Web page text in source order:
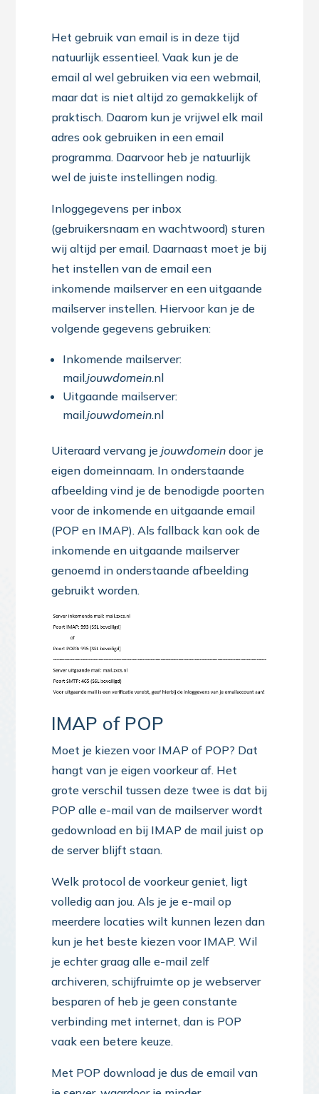
Het gebruik van email is in deze tijd
natuurlijk essentieel. Vaak kun je de
email al wel gebruiken via een webmail,
maar dat is niet altijd zo gemakkelijk of
praktisch. Daarom kun je vrijwel elk mail
adres ook gebruiken in een email
programma. Daarvoor heb je natuurlijk
wel de juiste instellingen nodig.
Inloggegevens per inbox
(gebruikersnaam en wachtwoord) sturen
wij altijd per email. Daarnaast moet je bij
het instellen van de email een
inkomende mailserver en een uitgaande
mailserver instellen. Hiervoor kan je de
volgende gegevens gebruiken:
Inkomende mailserver:
mail.jouwdomein.nl
Uitgaande mailserver:
mail.jouwdomein.nl
Uiteraard vervang jejouwdomein door je
eigen domeinnaam. In onderstaande
afbeelding vind je de benodigde poorten
voor de inkomende en uitgaande email
(POP en IMAP). Als fallback kan ook de
inkomende en uitgaande mailserver
genoemd in onderstaande afbeelding
gebruikt worden.
IMAP of POP
Moet je kiezen voor IMAP of POP? Dat
hangt van je eigen voorkeur af. Het
grote verschil tussen deze twee is dat bij
POP alle e-mail van de mailserver wordt
gedownload en bij IMAP de mail juist op
de server blijft staan.
Welk protocol de voorkeur geniet, ligt
volledig aan jou. Als je je e-mail op
meerdere locaties wilt kunnen lezen dan
kun je het beste kiezen voor IMAP. Wil
je echter graag alle e-mail zelf
archiveren, schijfruimte op je webserver
besparen of heb je geen constante
verbinding met internet, dan is POP
vaak een betere keuze.
Met POP download je dus de email van